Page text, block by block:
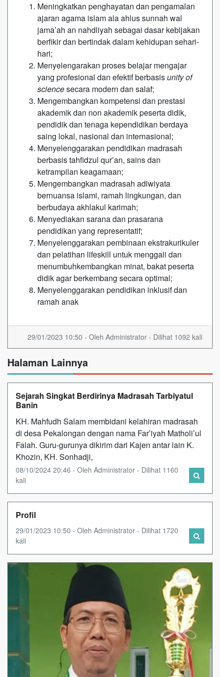
Meningkatkan penghayatan dan pengamalan
ajaran agama islam ala ahlus sunnah wal
jama’ah an nahdliyah sebagai dasar kebijakan
berfikir dan bertindak dalam kehidupan sehari-
hari;
Menyelengarakan proses belajar mengajar
yang profesional dan efektif berbasisunityof
sciencesecara modern dan salaf;
Mengembangkan kompetensi dan prestasi
akademik dan non akademik peserta didik,
pendidik dan tenaga kependidikan berdaya
saing lokal, nasional dan internasional;
Menyelenggarakan pendidikan madrasah
berbasis tahfidzul qur’an, sains dan
ketrampilan keagamaan;
Mengembangkan madrasah adiwiyata
bernuansa islami, ramah lingkungan, dan
berbudaya akhlakul karimah;
Menyediakan sarana dan prasarana
pendidikan yang representatif;
Menyelenggarakan pembinaan ekstrakurikuler
dan pelatihan lifeskill untuk menggali dan
menumbuhkembangkan minat, bakat peserta
didik agar berkembang secara optimal;
Menyelenggarakan pendidikan inklusif dan
ramah anak
29/01/2023 10:50 - Oleh Administrator - Dilihat 1092 kali
Halaman Lainnya
Sejarah Singkat Berdirinya Madrasah Tarbiyatul
Banin
KH. Mahfudh Salam membidani kelahiran madrasah
di desa Pekalongan dengan nama Far’iyah Matholi’ul
Falah. Guru-gurunya dikirim dari Kajen antar lain K.
Khozin, KH. Sonhadji,
08/10/2024 20:46 - Oleh Administrator - Dilihat 1160
kali
Profil
29/01/2023 10:50 - Oleh Administrator - Dilihat 1720
kali